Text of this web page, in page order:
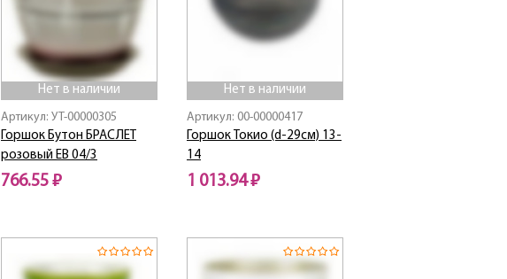
Нет в наличии
Артикул: УТ-00000305
Горшок Бутон БРАСЛЕТ
розовый ЕВ 04/3
766.55 ₽
Нет в наличии
Артикул: 00-00000417
Горшок Токио (d-29см) 13-
14
1 013.94 ₽